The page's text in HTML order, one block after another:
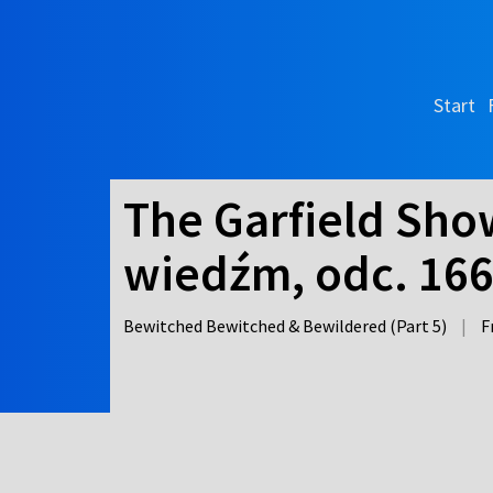
Start
The Garfield
wiedźm, odc. 166
Bewitched Bewitched & Bewildered (Part 5) |